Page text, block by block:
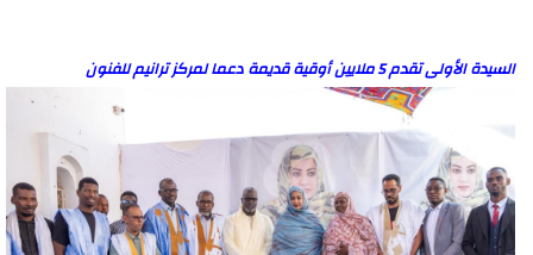
السيدة الأولى تقدم 5 ملايين أوقية قديمة دعما لمركز ترانيم للفنون